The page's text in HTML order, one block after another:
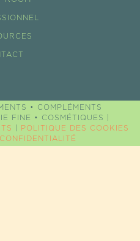
• COMPLÉMENTS
FINE • COSMÉTIQUES |
POLITIQUE DES COOKIES